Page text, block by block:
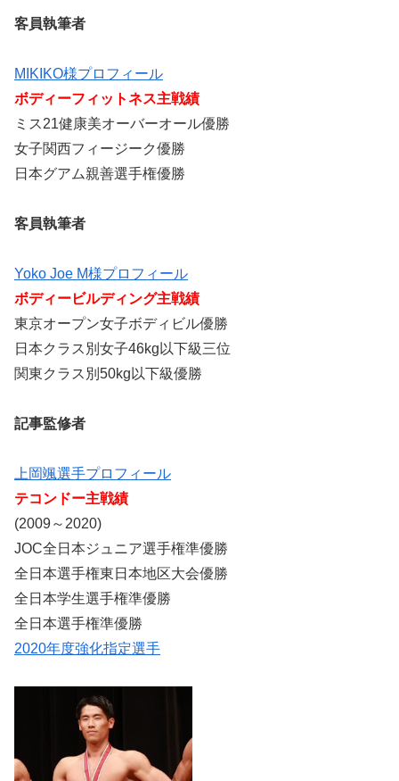
客員執筆者
MIKIKO様プロフィール
ボディーフィットネス主戦績
ミス21健康美オーバーオール優勝
女子関西フィージーク優勝
日本グアム親善選手権優勝
客員執筆者
Yoko Joe M様プロフィール
ボディービルディング主戦績
東京オープン女子ボディビル優勝
日本クラス別女子46kg以下級三位
関東クラス別50kg以下級優勝
記事監修者
上岡颯選手プロフィール
テコンドー主戦績
(2009～2020)
JOC全日本ジュニア選手権準優勝
全日本選手権東日本地区大会優勝
全日本学生選手権準優勝
全日本選手権準優勝
2020年度強化指定選手